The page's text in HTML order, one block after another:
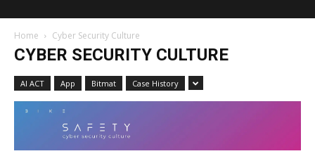
Home Cyber Security Culture
CYBER SECURITY CULTURE
AI ACT App Bitmat Case History